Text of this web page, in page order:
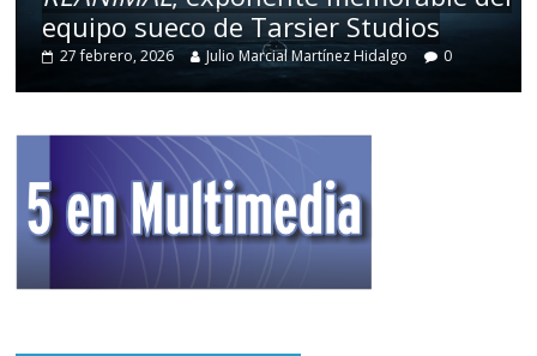
equipo sueco de Tarsier Studios
27 febrero, 2026 Julio Marcial Martínez Hidalgo 0